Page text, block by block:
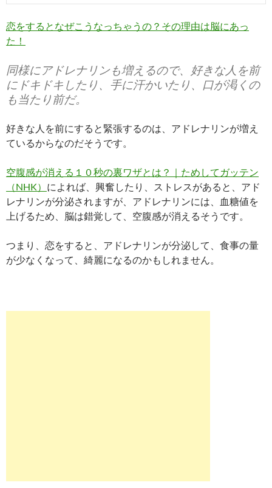
恋をするとなぜこうなっちゃうの？その理由は脳にあっ
た！
同様に アドレナリンも増えるので、好きな人を前
にドキドキしたり、手に汗かいたり、口が渇くの
も当たり前だ。
好きな人を前にすると緊張するのは、アドレナリンが増え
ているからなのだそうです。
空腹感が消える１０秒の裏ワザとは？｜ためしてガッテン
（NHK） によれば、興奮したり、ストレスがあると、アド
レナリンが分泌されますが、アドレナリンには、血糖値を
上げるため、脳は錯覚して、空腹感が消えるそうです。
つまり、恋をすると、アドレナリンが分泌して、食事の量
が少なくなって、綺麗になるのかもしれません。